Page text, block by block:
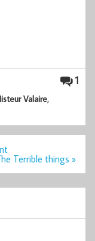
1
Valaire,
Terrible things »